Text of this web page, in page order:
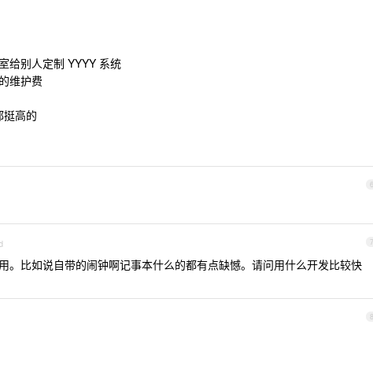
给别人定制 YYYY 系统
维护费
挺高的
6
7
。比如说自带的闹钟啊记事本什么的都有点缺憾。请问用什么开发比较快
8